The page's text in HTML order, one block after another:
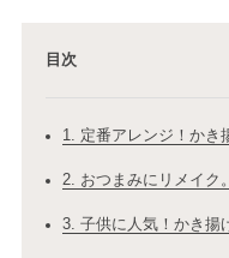
目次
1. 定番アレンジ！かき
2. おつまみにリメイク
3. 子供に人気！かき揚